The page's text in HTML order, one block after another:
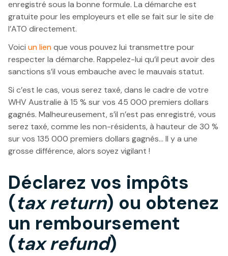
enregistré sous la bonne formule. La démarche est
gratuite pour les employeurs et elle se fait sur le site de
l’ATO directement.
Voici un lienque vous pouvez lui transmettre pour
respecter la démarche. Rappelez-lui qu’il peut avoir des
sanctions s’il vous embauche avec le mauvais statut.
Si c’est le cas, vous serez taxé, dans le cadre de votre
WHV Australie à 15 % sur vos 45 000 premiers dollars
gagnés. Malheureusement, s’il n’est pas enregistré, vous
serez taxé, comme les non-résidents, à hauteur de 30 %
sur vos 135 000 premiers dollars gagnés… Il y a une
grosse différence, alors soyez vigilant !
Déclarez vos impôts
(tax return) ou obtenez
un remboursement
(tax refund)